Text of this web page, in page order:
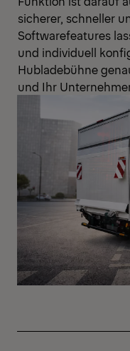
sicherer, schneller
Softwarefeatures
und individuell
Hubladebühne
und Ihr